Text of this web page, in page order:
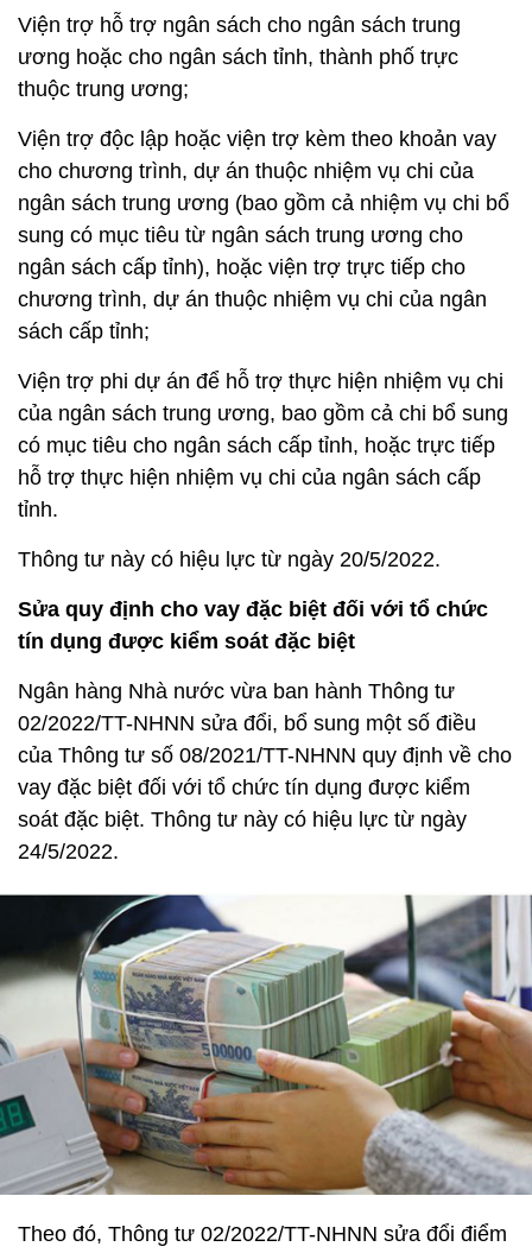
Viện trợ hỗ trợ ngân sách cho ngân sách trung
ương hoặc cho ngân sách tỉnh, thành phố trực
thuộc trung ương;
Viện trợ độc lập hoặc viện trợ kèm theo khoản vay
cho chương trình, dự án thuộc nhiệm vụ chi của
ngân sách trung ương (bao gồm cả nhiệm vụ chi bổ
sung có mục tiêu từ ngân sách trung ương cho
ngân sách cấp tỉnh), hoặc viện trợ trực tiếp cho
chương trình, dự án thuộc nhiệm vụ chi của ngân
sách cấp tỉnh;
Viện trợ phi dự án để hỗ trợ thực hiện nhiệm vụ chi
của ngân sách trung ương, bao gồm cả chi bổ sung
có mục tiêu cho ngân sách cấp tỉnh, hoặc trực tiếp
hỗ trợ thực hiện nhiệm vụ chi của ngân sách cấp
tỉnh.
Thông tư này có hiệu lực từ ngày 20/5/2022.
Sửa quy định cho vay đặc biệt đối với tổ chức
tín dụng được kiểm soát đặc biệt
Ngân hàng Nhà nước vừa ban hành Thông tư
02/2022/TT-NHNN sửa đổi, bổ sung một số điều
của Thông tư số 08/2021/TT-NHNN quy định về cho
vay đặc biệt đối với tổ chức tín dụng được kiểm
soát đặc biệt. Thông tư này có hiệu lực từ ngày
24/5/2022.
Theo đó, Thông tư 02/2022/TT-NHNN sửa đổi điểm